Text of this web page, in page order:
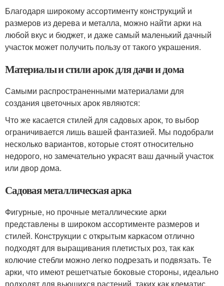
Благодаря широкому ассортименту конструкций и
размеров из дерева и металла, можно найти арки на
любой вкус и бюджет, и даже самый маленький дачный
участок может получить пользу от такого украшения.
Материалы и стили арок для дачи и дома
Самыми распространенными материалами для
создания цветочных арок являются:
Что же касается стилей для садовых арок, то выбор
ограничивается лишь вашей фантазией. Мы подобрали
несколько вариантов, которые стоят относительно
недорого, но замечательно украсят ваш дачный участок
или двор дома.
Садовая металлическая арка
Фигурные, но прочные металлические арки
представлены в широком ассортименте размеров и
стилей. Конструкции с открытым каркасом отлично
подходят для выращивания плетистых роз, так как
колючие стебли можно легко подрезать и подвязать. Те
арки, что имеют решетчатые боковые стороны, идеально